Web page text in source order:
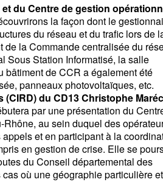
du Centre de gestion
la façon dont le
du réseau et du trafic lors de
la Commande centralisée du
Sous Station Informatisé, la salle
bâtiment de CCR a également été
panneaux photovoltaïques, etc.
(CIRD) du CD13Christophe
par une présentation du
au sein duquel des
et en participant à la
en gestion de crise. Elle se
du Conseil départemental des
où une géographie particulière